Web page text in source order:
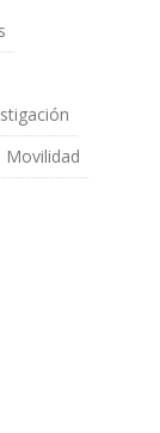
Movilidad